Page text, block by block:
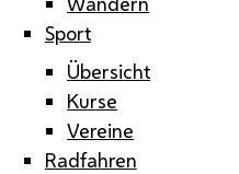
Sport
Übersicht
Kurse
Vereine
Radfahren